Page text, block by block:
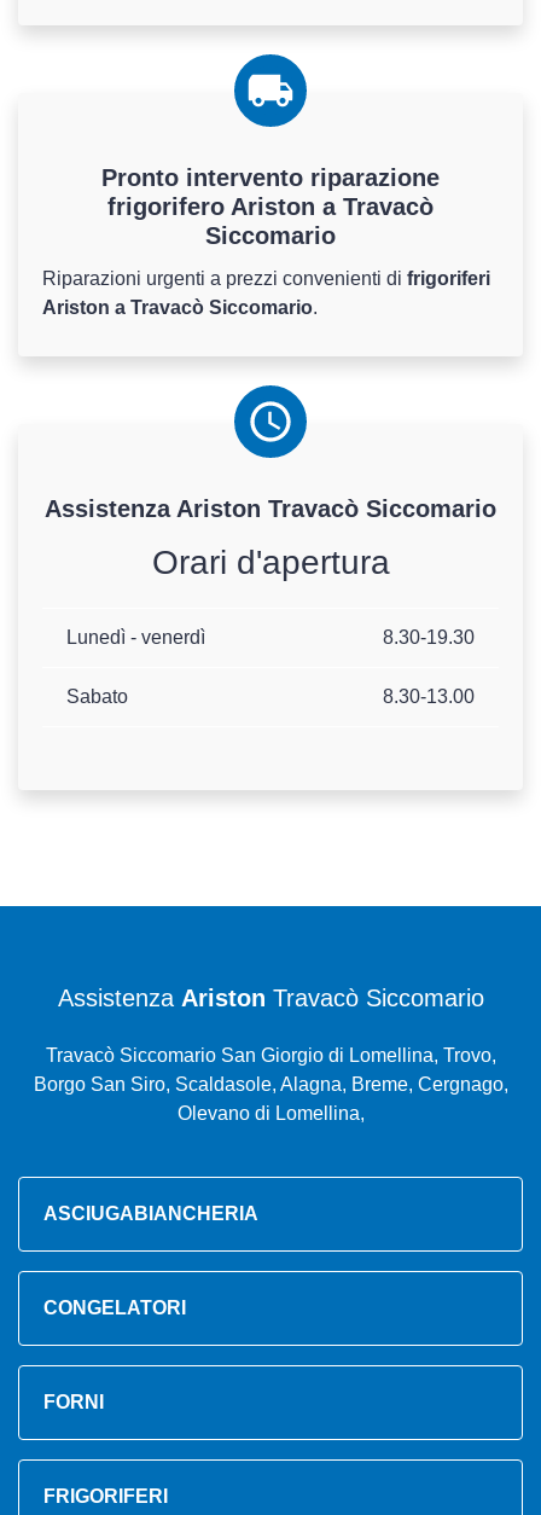
Pronto intervento riparazione
frigorifero Ariston a Travacò
Siccomario
Riparazioni urgenti a prezzi convenienti di frigoriferi
Ariston a Travacò Siccomario.
Assistenza Ariston Travacò Siccomario
Orari d'apertura
Lunedì - venerdì 8.30-19.30
Sabato 8.30-13.00
Assistenza Ariston Travacò Siccomario
Travacò Siccomario San Giorgio di Lomellina, Trovo,
Borgo San Siro, Scaldasole, Alagna, Breme, Cergnago,
Olevano di Lomellina,
ASCIUGABIANCHERIA
CONGELATORI
FORNI
FRIGORIFERI